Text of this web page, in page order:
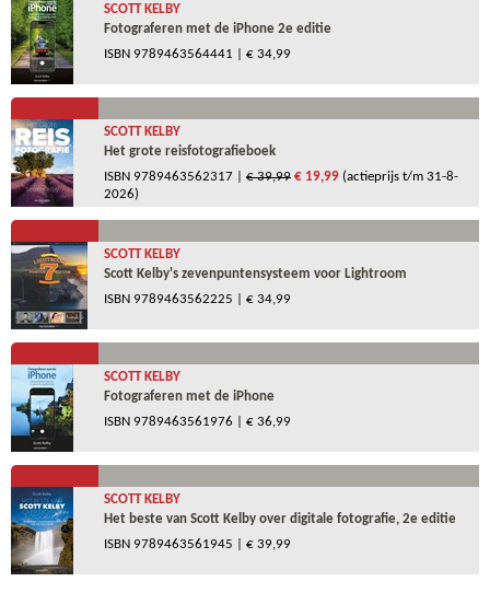
SCOTT KELBY
Fotograferen met de iPhone 2e editie
ISBN 9789463564441 | € 34,99
SCOTT KELBY
Het grote reisfotografieboek
ISBN 9789463562317 € 39,99 € 19,99 (actieprijs t/m 31-8-
2026)
SCOTT KELBY
Scott Kelby's zevenpuntensysteem voor Lightroom
ISBN 9789463562225 | € 34,99
SCOTT KELBY
Fotograferen met de iPhone
ISBN 9789463561976 | € 36,99
SCOTT KELBY
Het beste van Scott Kelby over digitale fotografie, 2e editie
ISBN 9789463561945 | € 39,99